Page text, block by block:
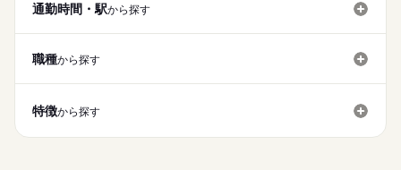
通勤時間・駅から探す
職種から探す
特徴から探す